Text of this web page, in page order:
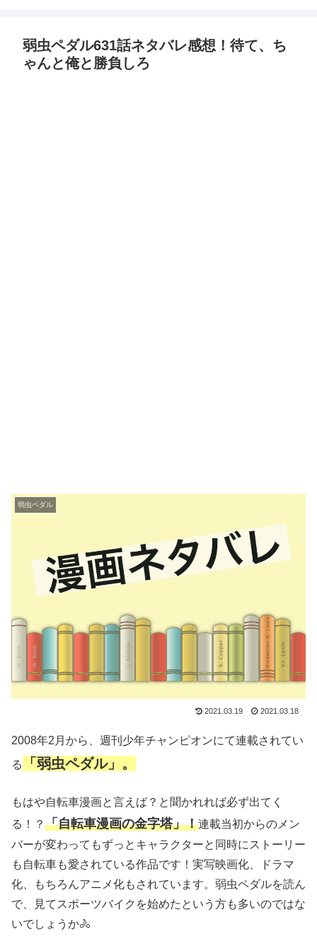
弱虫ペダル631話ネタバレ感想！待て、ち
ゃんと俺と勝負しろ
弱虫ペダル
2021.03.19 2021.03.18
2008年2月から、週刊少年チャンピオンにて連載されてい
る
「弱虫ペダル」。
もはや自転車漫画と言えば？と聞かれれば必ず出てく
る！？ 「自転車漫画の金字塔」！連載当初からのメン
バーが変わってもずっとキャラクターと同時にストーリー
も自転車も愛されている作品です！実写映画化、ドラマ
化、もちろんアニメ化もされています。弱虫ペダルを読ん
で、見てスポーツバイクを始めたという方も多いのではな
いでしょうか🚴